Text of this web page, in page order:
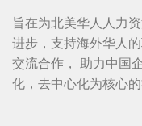
旨在为北美华人人力
进步，支持海外华人
交流合作， 助力中国
化，去中心化为核心的